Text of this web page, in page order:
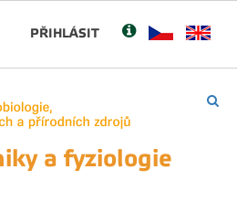
PŘIHLÁSIT
a fyziologie